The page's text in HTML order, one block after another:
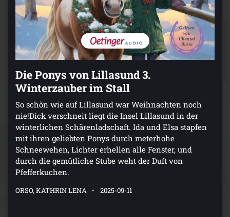
Die Ponys von Lillasund 3.
Winterzauber im Stall
So schön wie auf Lillasund war Weihnachten noch
nie!Dick verschneit liegt die Insel Lillasund in der
winterlichen Schärenladschaft. Ida und Elsa stapfen
mit ihren geliebten Ponys durch meterhohe
Schneewehen, Lichter erhellen alle Fenster, und
durch die gemütliche Stube weht der Duft von
Pfefferkuchen.
ORSO, KATHRIN LENA 2025-09-11